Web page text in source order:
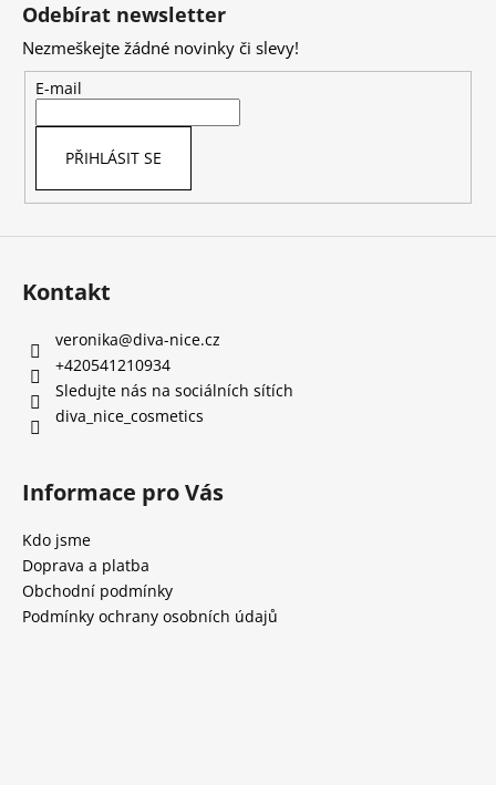
a
c
k
v
Odebírat newsletter
Nezmeškejte žádné novinky či slevy!
E-mail
PŘIHLÁSIT SE
Kontakt
veronika@diva-nice.cz
+420541210934
Sledujte nás na sociálních sítích
diva_nice_cosmetics
Informace pro Vás
Kdo jsme
Doprava a platba
Obchodní podmínky
Podmínky ochrany osobních údajů